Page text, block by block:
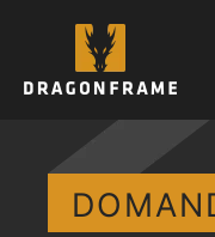
contenuto